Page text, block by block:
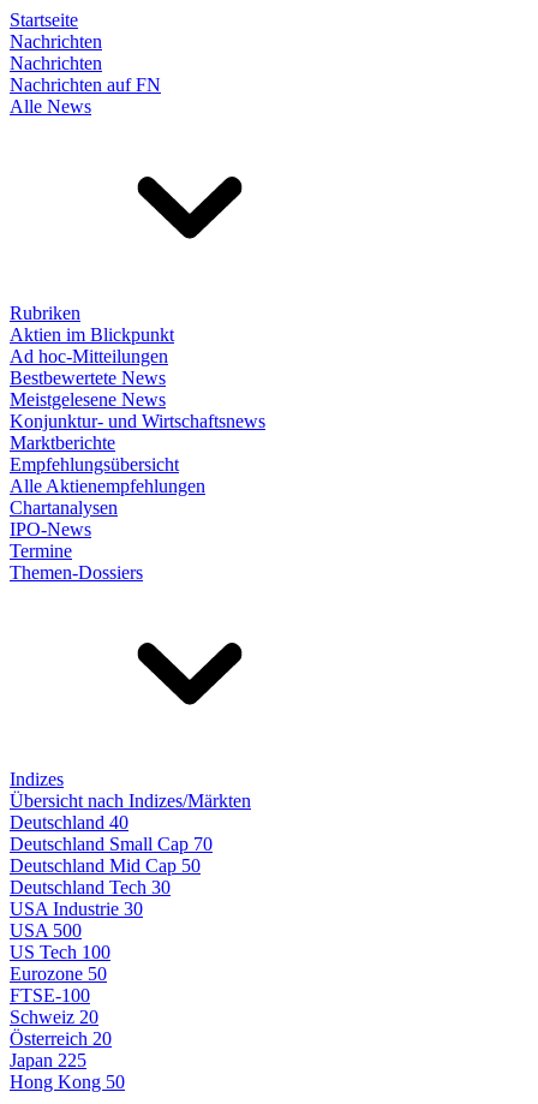
Startseite
Nachrichten
Nachrichten
Nachrichten auf FN
Alle News
Rubriken
Aktien im Blickpunkt
Ad hoc-Mitteilungen
Bestbewertete News
Meistgelesene News
Konjunktur- und Wirtschaftsnews
Marktberichte
Empfehlungsübersicht
Alle Aktienempfehlungen
Chartanalysen
IPO-News
Termine
Themen-Dossiers
Indizes
Übersicht nach Indizes/Märkten
Deutschland 40
Deutschland Small Cap 70
Deutschland Mid Cap 50
Deutschland Tech 30
USA Industrie 30
USA 500
US Tech 100
Eurozone 50
FTSE-100
Schweiz 20
Österreich 20
Japan 225
Hong Kong 50